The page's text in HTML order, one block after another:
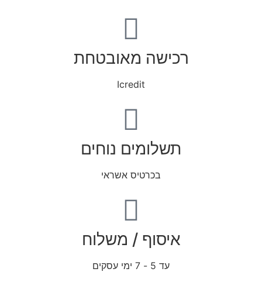
רכישה מאובטחת
Icredit
תשלומים נוחים
בכרטיס אשראי
איסוף / משלוח
עד 5 - 7 ימי עסקים